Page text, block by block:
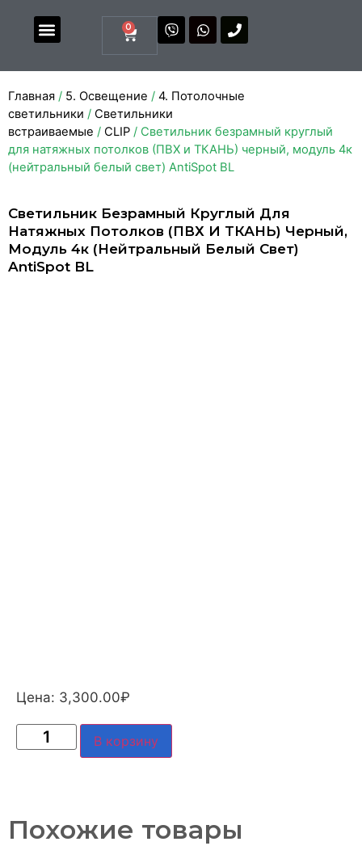
0
Главная / 5. Освещение / 4. Потолочные
светильники / Светильники
встраиваемые / CLIP / Светильник безрамный круглый
для натяжных потолков (ПВХ и ТКАНЬ) черный, модуль 4к
(нейтральный белый свет) AntiSpot BL
Светильник Безрамный Круглый Для
Натяжных Потолков (ПВХ И ТКАНЬ) Черный,
Модуль 4к (нейтральный Белый Свет)
AntiSpot BL
Цена: 3,300.00₽
В корзину
Похожие товары